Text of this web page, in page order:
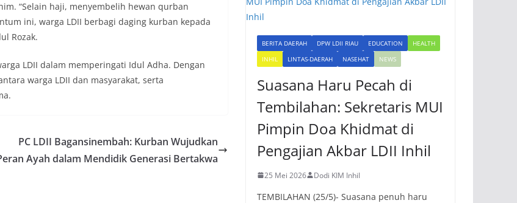
“Selain haji, menyembelih hewan qurban
ini, warga LDII berbagi daging kurban kepada
Rozak.
LDII dalam memperingati Idul Adha. Dengan
warga LDII dan masyarakat, serta
PC LDII Bagansinembah: Kurban Wujudkan
Ayah dalam Mendidik Generasi Bertakwa
BERITA DAERAH DPW LDII RIAU EDUCATION
HEALTH
INHIL
LINTAS-DAERAH NASEHAT NEWS
Suasana Haru Pecah di
Tembilahan: Sekretaris MUI
Pimpin Doa Khidmat di
Pengajian Akbar LDII Inhil
25 Mei 2026 Dodi KIM Inhil
TEMBILAHAN (25/5)- Suasana penuh haru